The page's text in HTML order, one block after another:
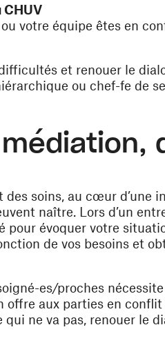
votre équipe êtes en
et renouer le
ou chef-fe de
des soins, au cœur d’une
naître. Lors d’un
pour évoquer votre
de vos besoins et
es/proches
offre aux parties en
ne va pas, renouer le